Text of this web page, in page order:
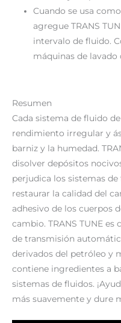
Cuando se usa
agregue TRANS
intervalo de fluido.
máquinas de lavado
Resumen
Cada sistema de fluido
rendimiento irregular y
barniz y la humedad.
disolver depósitos
perjudica los sistemas de
restaurar la calidad del
adhesivo de los cuerpos
cambio. TRANS TUNE
de transmisión
derivados del petróleo y
contiene ingredientes a
sistemas de fluidos.
más suavemente y dure